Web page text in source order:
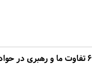
6 تفاوت ما و رهبری در حوادث اخیر